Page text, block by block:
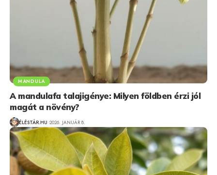
MANDULA
A mandulafa talajigénye: Milyen földben érzi jól
magát a növény?
ÉLÉSTÁR.HU 2026. JANUÁR 8.